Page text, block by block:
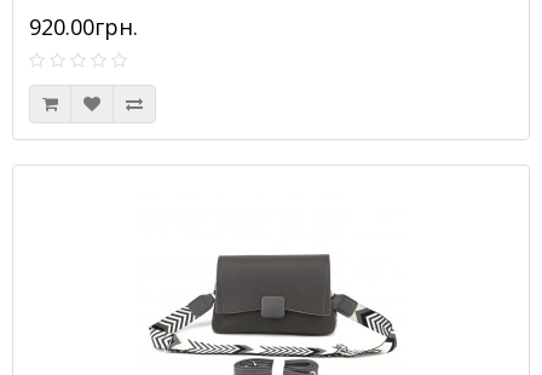
920.00грн.